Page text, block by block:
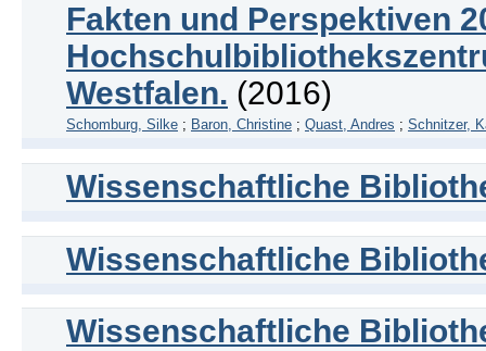
Fakten und Perspektiven
Westfalen. (2016)
Schomburg, Silke ; Baron, Christine ; Quast, Andres ; Schnitzer,
Wissenschaftliche
Wissenschaftliche
Wissenschaftliche